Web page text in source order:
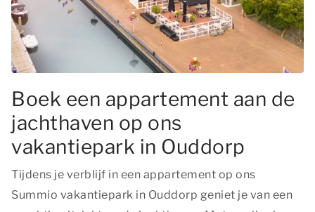
Boek een appartement aan de
jachthaven op ons
vakantiepark in Ouddorp
Tijdens je verblijf in een appartement op ons
Summio vakantiepark in Ouddorp geniet je van een